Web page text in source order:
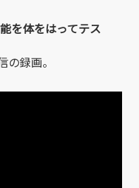
を体をはってテス
録画。